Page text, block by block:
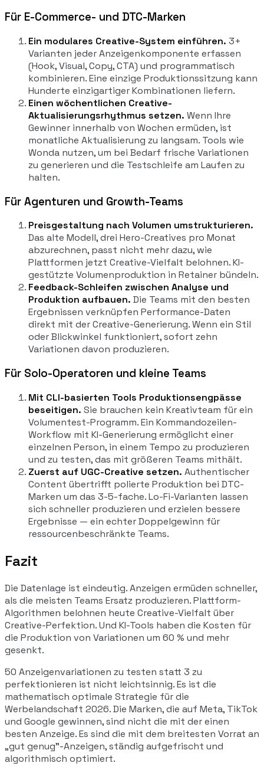
Für E-Commerce- und DTC-Marken
Ein modulares Creative-System einführen. 3+
Varianten jeder Anzeigenkomponente erfassen
(Hook, Visual, Copy, CTA) und programmatisch
kombinieren. Eine einzige Produktionssitzung kann
Hunderte einzigartiger Kombinationen liefern.
Einen wöchentlichen Creative-
Aktualisierungsrhythmus setzen. Wenn Ihre
Gewinner innerhalb von Wochen ermüden, ist
monatliche Aktualisierung zu langsam. Tools wie
Wonda nutzen, um bei Bedarf frische Variationen
zu generieren und die Testschleife am Laufen zu
halten.
Für Agenturen und Growth-Teams
Preisgestaltung nach Volumen umstrukturieren.
Das alte Modell, drei Hero-Creatives pro Monat
abzurechnen, passt nicht mehr dazu, wie
Plattformen jetzt Creative-Vielfalt belohnen. KI-
gestützte Volumenproduktion in Retainer bündeln.
Feedback-Schleifen zwischen Analyse und
Produktion aufbauen. Die Teams mit den besten
Ergebnissen verknüpfen Performance-Daten
direkt mit der Creative-Generierung. Wenn ein Stil
oder Blickwinkel funktioniert, sofort zehn
Variationen davon produzieren.
Für Solo-Operatoren und kleine Teams
Mit CLI-basierten Tools Produktionsengpässe
beseitigen. Sie brauchen kein Kreativteam für ein
Volumentest-Programm. Ein Kommandozeilen-
Workflow mit KI-Generierung ermöglicht einer
einzelnen Person, in einem Tempo zu produzieren
und zu testen, das mit größeren Teams mithält.
Zuerst auf UGC-Creative setzen. Authentischer
Content übertrifft polierte Produktion bei DTC-
Marken um das 3-5-fache. Lo-Fi-Varianten lassen
sich schneller produzieren und erzielen bessere
Ergebnisse — ein echter Doppelgewinn für
ressourcenbeschränkte Teams.
Fazit
Die Datenlage ist eindeutig. Anzeigen ermüden schneller,
als die meisten Teams Ersatz produzieren. Plattform-
Algorithmen belohnen heute Creative-Vielfalt über
Creative-Perfektion. Und KI-Tools haben die Kosten für
die Produktion von Variationen um 60 % und mehr
gesenkt.
50 Anzeigenvariationen zu testen statt 3 zu
perfektionieren ist nicht leichtsinnig. Es ist die
mathematisch optimale Strategie für die
Werbelandschaft 2026. Die Marken, die auf Meta, TikTok
und Google gewinnen, sind nicht die mit der einen
besten Anzeige. Es sind die mit dem breitesten Vorrat an
„gut genug"-Anzeigen, ständig aufgefrischt und
algorithmisch optimiert.